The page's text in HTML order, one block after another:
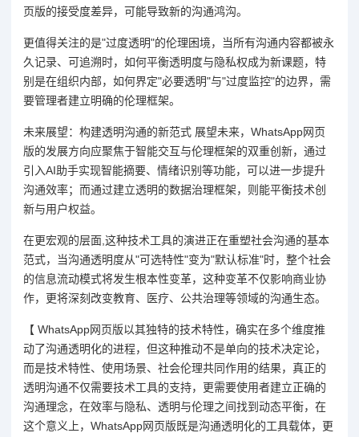
页版的接受度差异，可能导致新的沟通鸿沟。
更值得关注的是"过度透明"的伦理困境，当所有沟通内容都被永
久记录、可追溯时，如何平衡透明度与隐私权成为新课题，特
别是在组织内部，如何界定"必要透明"与"过度监控"的边界，需
要管理者建立明确的伦理框架。
未来展望：构建透明沟通的新范式 展望未来，WhatsApp网页
版的发展方向应聚焦于智能交互与伦理框架的双重创新，通过
引入AI助手实现智能摘要、情绪识别等功能，可以进一步提升
沟通效率；而通过建立透明的数据治理框架，则能平衡技术创
新与用户权益。
在更宏观的层面,这种技术工具的演进正在重塑社会沟通的基本
范式，当沟通透明度从"可选特性"变为"默认标准"时，整个社会
的信息流动模式将发生根本性变革，这种变革不仅影响商业协
作，更将深刻改变教育、医疗、公共治理等领域的沟通生态。
【 WhatsApp网页版以其独特的技术特性，确实在多个维度推
动了沟通透明化的进程，但这种推动不是单向的技术决定论，
而是技术特性、使用场景、社会伦理共同作用的结果，真正的
透明沟通不仅需要技术工具的支持，更需要使用者建立正确的
沟通理念，在效率与隐私、透明与伦理之间找到动态平衡，在
这个意义上，WhatsApp网页版既是沟通透明化的工具载体，更